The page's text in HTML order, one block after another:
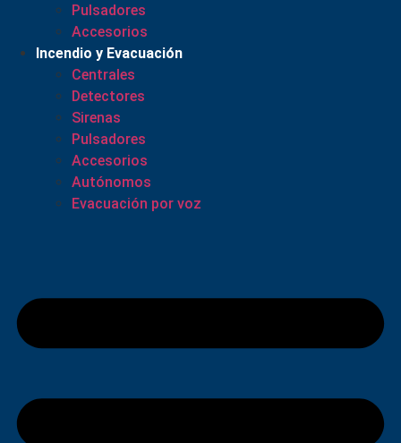
Pulsadores
Accesorios
Incendio y Evacuación
Centrales
Detectores
Sirenas
Pulsadores
Accesorios
Autónomos
Evacuación por voz